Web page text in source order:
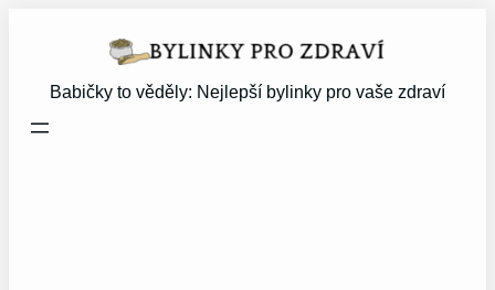
Babičky to věděly: Nejlepší bylinky pro vaše zdraví